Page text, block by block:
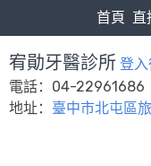
首頁 直
宥勛牙醫診所 登
電話：04-22961686
地址： 臺中市北屯區